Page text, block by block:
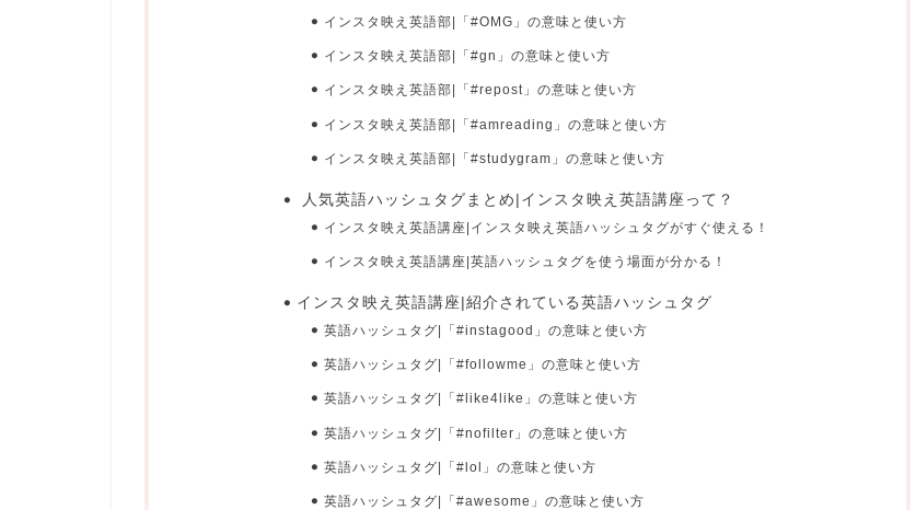
インスタ映え英語部|「#OMG」の意味と使い方
インスタ映え英語部|「#gn」の意味と使い方
インスタ映え英語部|「#repost」の意味と使い方
インスタ映え英語部|「#amreading」の意味と使い方
インスタ映え英語部|「#studygram」の意味と使い方
人気英語ハッシュタグまとめ|インスタ映え英語講座って？
インスタ映え英語講座|インスタ映え英語ハッシュタグがすぐ使える！
インスタ映え英語講座|英語ハッシュタグを使う場面が分かる！
インスタ映え英語講座|紹介されている英語ハッシュタグ
英語ハッシュタグ|「#instagood」の意味と使い方
英語ハッシュタグ|「#followme」の意味と使い方
英語ハッシュタグ|「#like4like」の意味と使い方
英語ハッシュタグ|「#nofilter」の意味と使い方
英語ハッシュタグ|「#lol」の意味と使い方
英語ハッシュタグ|「#awesome」の意味と使い方